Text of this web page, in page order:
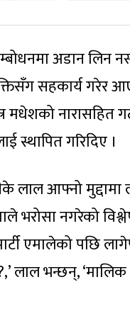
अडान लिन
सहकार्य गरेर
मधेशको
स्थापित गरिदिए ।
लाल आफ्नो
भरोसा नगरेको
एमालेको पछि
लाल भन्छन्,